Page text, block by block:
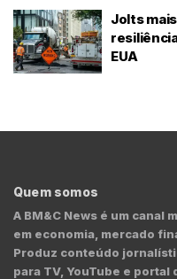
Jolts
EUA
Quem somos
A BM&C News é um
em economia, mercado
Produz conteúdo
para TV, YouTube e portal